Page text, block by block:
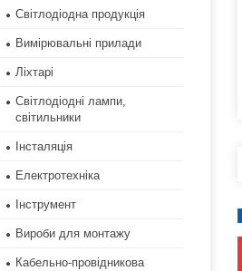
Світлодіодна продукція
Вимірювальні прилади
Ліхтарі
Світлодіодні лампи,
світильники
Інсталяція
Електротехніка
Інструмент
Вироби для монтажу
Кабельно-провідникова